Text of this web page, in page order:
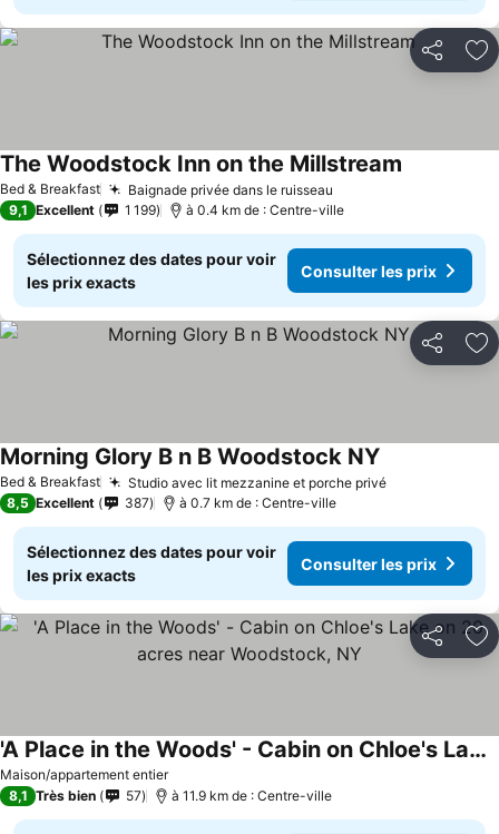
Partager
Bed & Breakfast Baignade privée dans le ruisseau
The Woodstock Inn on the Millstream
9,1 Excellent 1 199 à 0.4 km de : Centre-ville
Sélectionnez des dates pour voir
les prix exacts
Consulter les prix
Partager
Bed & Breakfast Studio avec lit mezzanine et porche privé
Morning Glory B n B Woodstock NY
8,5 Excellent 387 à 0.7 km de : Centre-ville
Sélectionnez des dates pour voir
les prix exacts
Consulter les prix
Partager
Maison/appartement entier
'A Place in the Woods' - Cabin on Chloe's Lake on 20 acres near Woodstock, NY
8,1 Très bien 57 à 11.9 km de : Centre-ville